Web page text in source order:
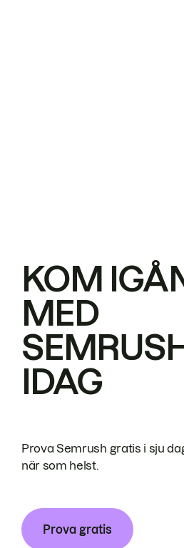
KOM
MED
IDAG
Prova Semrush gratis i sju
när som helst.
Prova gratis